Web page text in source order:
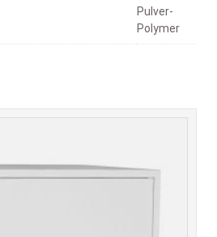
Pulver-
Polymer